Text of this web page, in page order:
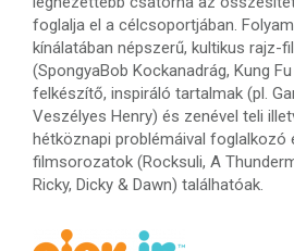
foglalja el a célcsoportjában.
kínálatában népszerű, kultikus rajz-
(SpongyaBob Kockanadrág, Kung
felkészítő, inspiráló tartalmak (pl.
Veszélyes Henry) és zenével teli
hétköznapi problémáival foglalkozó
filmsorozatok (Rocksuli, A
Ricky, Dicky & Dawn) találhatóak.